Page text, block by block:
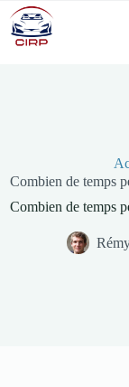
Passer
au
contenu
Combien de temps
Combien de temps